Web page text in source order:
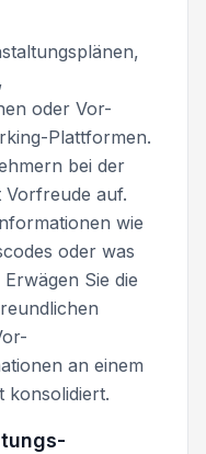
oder Vor-
Plattformen.
bei der
auf.
wie
oder was
Sie die
an einem
konsolidiert.